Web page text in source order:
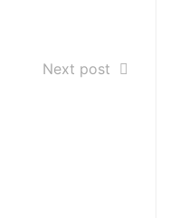
Next post